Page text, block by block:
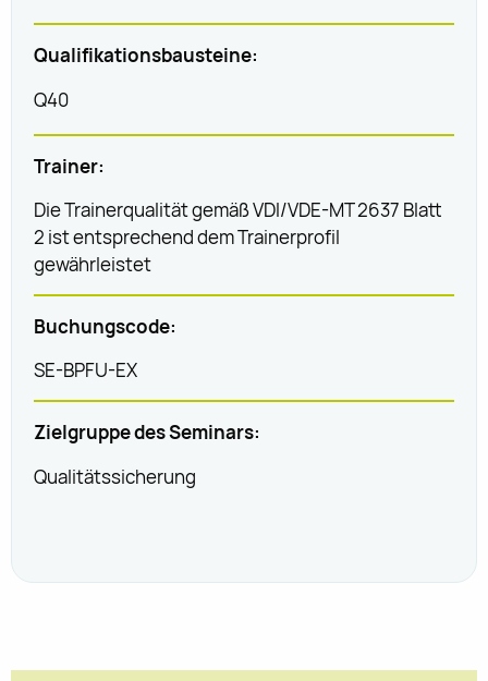
Qualifikationsbausteine:
Q40
Trainer:
Die Trainerqualität gemäß VDI/VDE-MT 2637 Blatt
2 ist entsprechend dem Trainerprofil
gewährleistet
Buchungscode:
SE-BPFU-EX
Zielgruppe des Seminars:
Qualitätssicherung